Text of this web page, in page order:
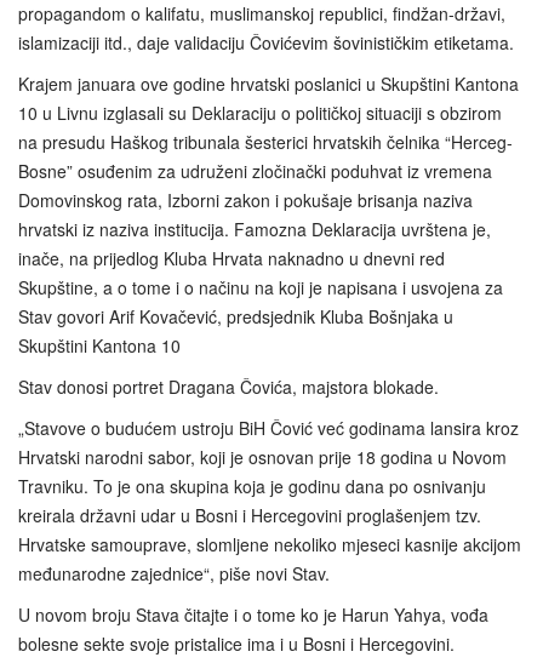
propagandom o kalifatu, muslimanskoj republici, findžan-državi,
islamizaciji itd., daje validaciju Čovićevim šovinističkim etiketama.
Krajem januara ove godine hrvatski poslanici u Skupštini Kantona
10 u Livnu izglasali su Deklaraciju o političkoj situaciji s obzirom
na presudu Haškog tribunala šesterici hrvatskih čelnika “Herceg-
Bosne” osuđenim za udruženi zločinački poduhvat iz vremena
Domovinskog rata, Izborni zakon i pokušaje brisanja naziva
hrvatski iz naziva institucija. Famozna Deklaracija uvrštena je,
inače, na prijedlog Kluba Hrvata naknadno u dnevni red
Skupštine, a o tome i o načinu na koji je napisana i usvojena za
Stav govori Arif Kovačević, predsjednik Kluba Bošnjaka u
Skupštini Kantona 10
Stav donosi portret Dragana Čovića, majstora blokade.
„Stavove o budućem ustroju BiH Čović već godinama lansira kroz
Hrvatski narodni sabor, koji je osnovan prije 18 godina u Novom
Travniku. To je ona skupina koja je godinu dana po osnivanju
kreirala državni udar u Bosni i Hercegovini proglašenjem tzv.
Hrvatske samouprave, slomljene nekoliko mjeseci kasnije akcijom
međunarodne zajednice“, piše novi Stav.
U novom broju Stava čitajte i o tome ko je Harun Yahya, vođa
bolesne sekte svoje pristalice ima i u Bosni i Hercegovini.